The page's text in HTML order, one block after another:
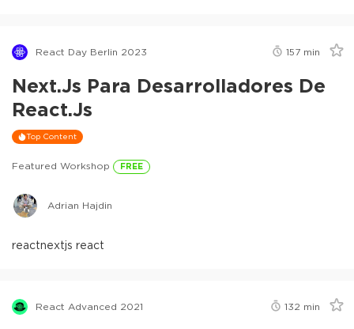
React Day Berlin 2023 157 min
Next.js Para Desarrolladores De
React.js
Top Content
Featured Workshop FREE
Adrian Hajdin
reactnextjs react
React Advanced 2021 132 min